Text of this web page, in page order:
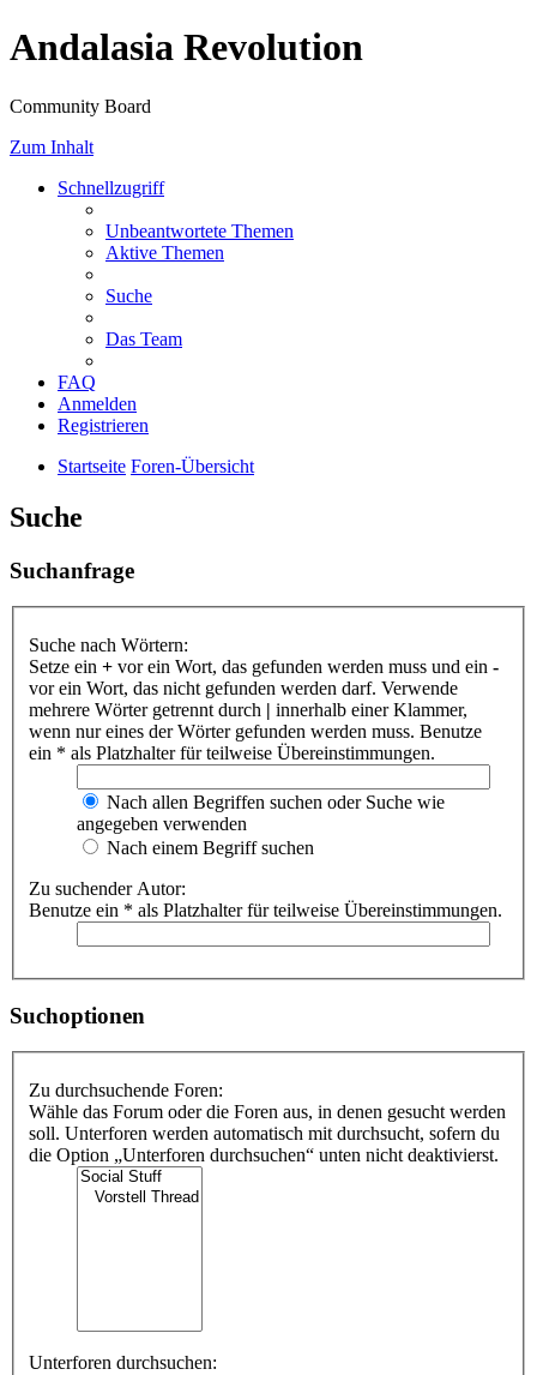
Andalasia Revolution
Community Board
Zum Inhalt
Schnellzugriff
Unbeantwortete Themen
Aktive Themen
Suche
Das Team
FAQ
Anmelden
Registrieren
Startseite Foren-Übersicht
Suche
Suchanfrage
Suche nach Wörtern:
Setze ein + vor ein Wort, das gefunden werden muss und ein -
vor ein Wort, das nicht gefunden werden darf. Verwende
mehrere Wörter getrennt durch | innerhalb einer Klammer,
wenn nur eines der Wörter gefunden werden muss. Benutze
ein * als Platzhalter für teilweise Übereinstimmungen.
Nach allen Begriffen suchen oder Suche wie
angegeben verwenden
Nach einem Begriff suchen
Zu suchender Autor:
Benutze ein * als Platzhalter für teilweise Übereinstimmungen.
Suchoptionen
Zu durchsuchende Foren:
Wähle das Forum oder die Foren aus, in denen gesucht werden
soll. Unterforen werden automatisch mit durchsucht, sofern du
die Option „Unterforen durchsuchen“ unten nicht deaktivierst.
Unterforen durchsuchen: